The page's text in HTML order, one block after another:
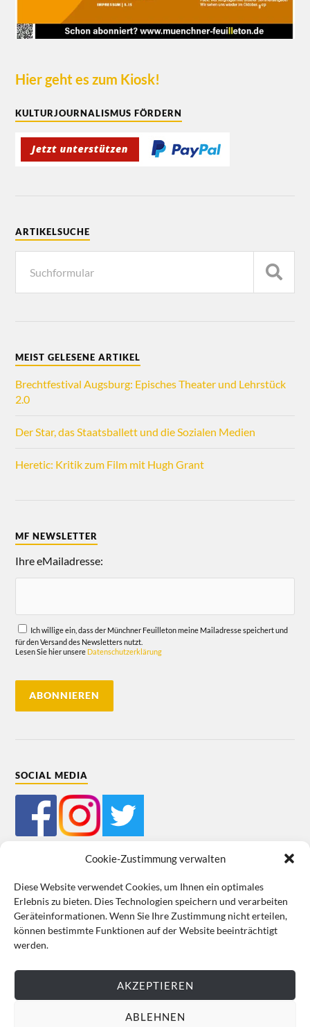
Cookie-Zustimmung verwalten
Diese Website verwendet Cookies, um Ihnen ein optimales
Erlebnis zu bieten. Dies Technologien speichern und verarbeiten
Geräteinformationen. Wenn Sie Ihre Zustimmung nicht erteilen,
können bestimmte Funktionen auf der Website beeinträchtigt
werden.
AKZEPTIEREN
ABLEHNEN
Hier geht es zum Kiosk!
KULTURJOURNALISMUS FÖRDERN
ARTIKELSUCHE
MEIST GELESENE ARTIKEL
Brechtfestival Augsburg: Episches Theater und Lehrstück
2.0
Der Star, das Staatsballett und die Sozialen Medien
Heretic: Kritik zum Film mit Hugh Grant
MF NEWSLETTER
Ihre eMailadresse:
Ich willige ein, dass der Münchner Feuilleton meine Mailadresse speichert und
für den Versand des Newsletters nutzt.
Lesen Sie hier unsere Datenschutzerklärung
SOCIAL MEDIA
Mein Bestellkonto Kundeninformationen Datenschutz
Cookie-Richtlinie (EU) Impressum
VERTRAG WIDERRUFEN